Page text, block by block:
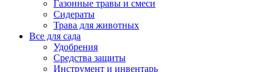
Газонные травы и смеси
Сидераты
Трава для животных
Все для сада
Удобрения
Средства защиты
Инструмент и инвентарь